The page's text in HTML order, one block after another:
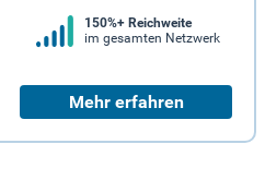
150%+ Reichweite
im gesamten Netzwerk
Mehr erfahren